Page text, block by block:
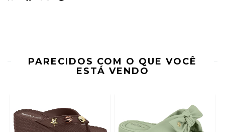
PARECIDOS COM O QUE VOCÊ
ESTÁ VENDO